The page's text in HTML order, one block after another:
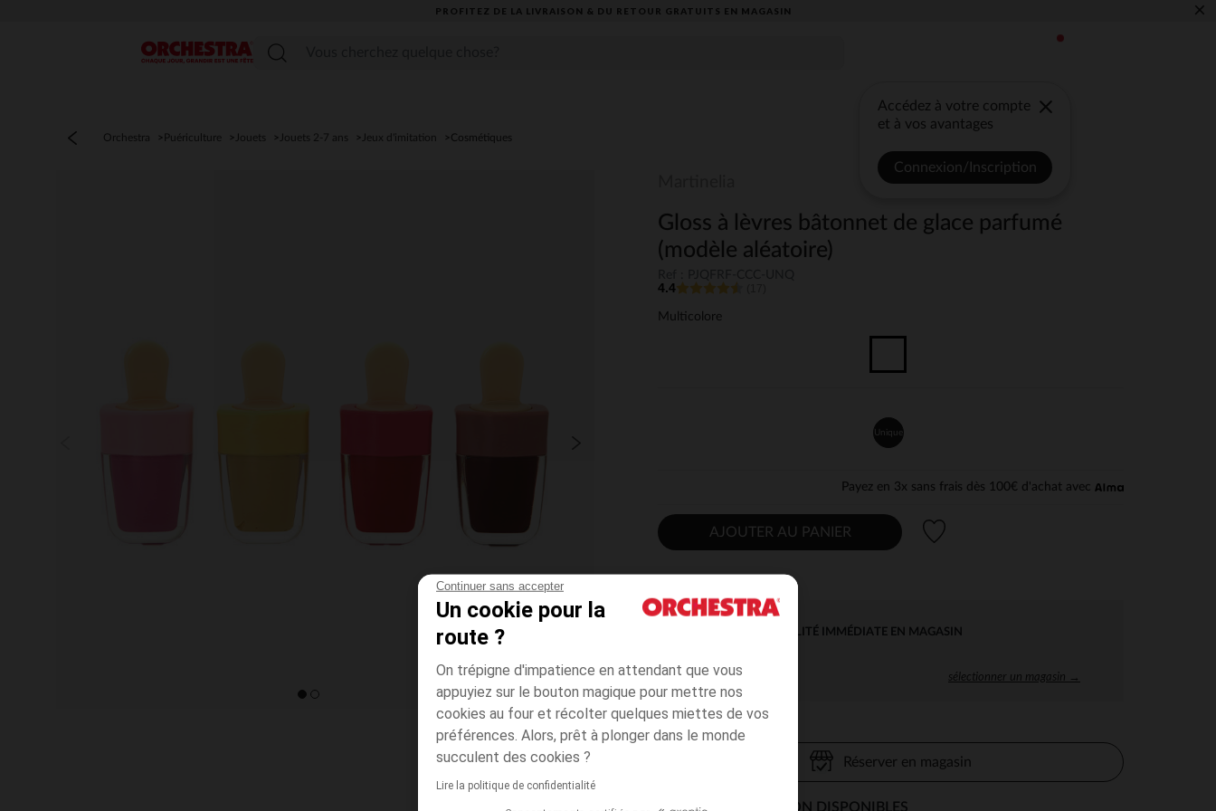
Continuer sans accepter
Un cookie pour la
route ?
On trépigne d'impatience en attendant que vous
appuyiez sur le bouton magique pour mettre nos
cookies au four et récolter quelques miettes de vos
préférences. Alors, prêt à plonger dans le monde
succulent des cookies ?
Lire la politique de confidentialité
PROFITEZ DE LA LIVRAISON & DU RETOUR GRATUITS EN MAGASIN​ ×
Menu
Accédez à votre compte
et à vos avantages
Connexion/Inscription
Orchestra Puériculture Jouets Jouets 2-7 ans Jeux d'imitation Cosmétiques
Gloss à lèvres bâtonnet de glace parfumé
(modèle aléatoire)
4.4
Multicolore
Unique
Payez en 3x sans frais dès 100€ d'achat avec
AJOUTER AU PANIER
DISPONIBILITÉ IMMÉDIATE EN MAGASIN
sélectionner un magasin →
Réserver en magasin
MODES DE LIVRAISON DISPONIBLES